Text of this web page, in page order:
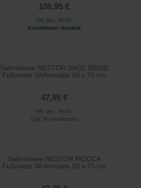
108,95 €
inkl. ges. MwSt.
Kostenloser Versand
Salonloewe NESTOR SAGE BEIGE
Fußmatte Wohnmatte 50 x 75 cm
47,95 €
inkl. ges. MwSt.
zzgl. Versandkosten
Salonloewe NESTOR MOCCA
Fußmatte Wohnmatte 50 x 75 cm